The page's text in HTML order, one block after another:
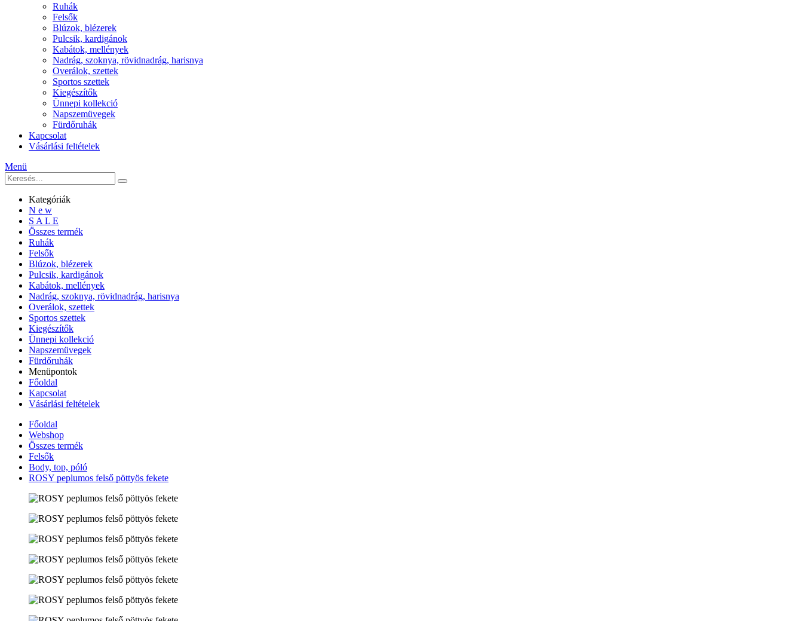
Ruhák
Felsők
Blúzok, blézerek
Pulcsik, kardigánok
Kabátok, mellények
Nadrág, szoknya, rövidnadrág, harisnya
Overálok, szettek
Sportos szettek
Kiegészítők
Ünnepi kollekció
Napszemüvegek
Fürdőruhák
Kapcsolat
Vásárlási feltételek
Menü
Kategóriák
N e w
S A L E
Összes termék
Ruhák
Felsők
Blúzok, blézerek
Pulcsik, kardigánok
Kabátok, mellények
Nadrág, szoknya, rövidnadrág, harisnya
Overálok, szettek
Sportos szettek
Kiegészítők
Ünnepi kollekció
Napszemüvegek
Fürdőruhák
Menüpontok
Főoldal
Kapcsolat
Vásárlási feltételek
Főoldal
Webshop
Összes termék
Felsők
Body, top, póló
ROSY peplumos felső pöttyös fekete